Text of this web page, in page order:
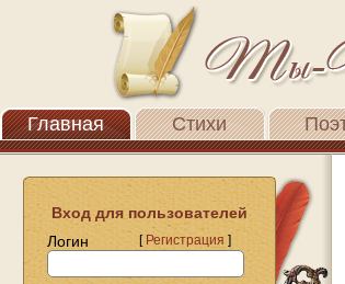
Главная Стихи
Вход для пользователей
Логин
[Регистрация]